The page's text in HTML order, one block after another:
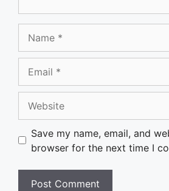
Save my name, email, and
browser for the next time I